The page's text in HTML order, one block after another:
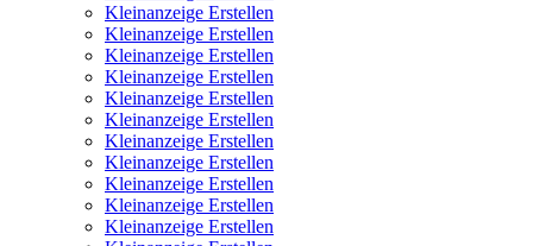
Kleinanzeige Erstellen
Kleinanzeige Erstellen
Kleinanzeige Erstellen
Kleinanzeige Erstellen
Kleinanzeige Erstellen
Kleinanzeige Erstellen
Kleinanzeige Erstellen
Kleinanzeige Erstellen
Kleinanzeige Erstellen
Kleinanzeige Erstellen
Kleinanzeige Erstellen